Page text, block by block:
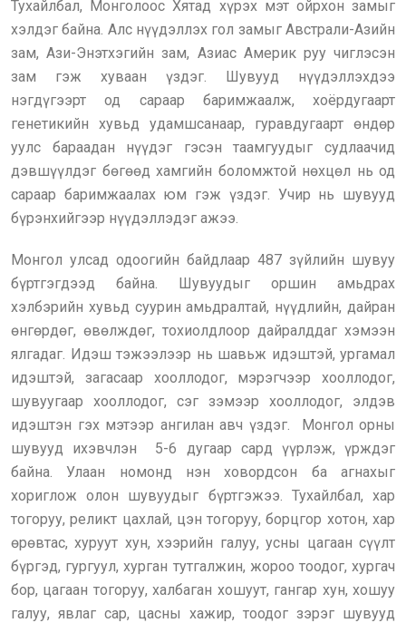
Тухайлбал, Монголоос Хятад хүрэх мэт ойрхон замыг
хэлдэг байна. Алс нүүдэллэх гол замыг Австрали-Азийн
зам, Ази-Энэтхэгийн зам, Азиас Америк руу чиглэсэн
зам гэж хуваан үздэг. Шувууд нүүдэллэхдээ
нэгдүгээрт од сараар баримжаалж, хоёрдугаарт
генетикийн хувьд удамшсанаар, гуравдугаарт өндөр
уулс бараадан нүүдэг гэсэн таамгуудыг судлаачид
дэвшүүлдэг бөгөөд хамгийн боломжтой нөхцөл нь од
сараар баримжаалах юм гэж үздэг. Учир нь шувууд
бүрэнхийгээр нүүдэллэдэг ажээ.
Монгол улсад одоогийн байдлаар 487 зүйлийн шувуу
бүртгэгдээд байна. Шувуудыг оршин амьдрах
хэлбэрийн хувьд суурин амьдралтай, нүүдлийн, дайран
өнгөрдөг, өвөлждөг, тохиолдлоор дайралддаг хэмээн
ялгадаг. Идэш тэжээлээр нь шавьж идэштэй, ургамал
идэштэй, загасаар хооллодог, мэрэгчээр хооллодог,
шувуугаар хооллодог, сэг зэмээр хооллодог, элдэв
идэштэн гэх мэтээр ангилан авч үздэг. Монгол орны
шувууд ихэвчлэн 5-6 дугаар сард үүрлэж, үрждэг
байна. Улаан номонд нэн ховордсон ба агнахыг
хориглож олон шувуудыг бүртгэжээ. Тухайлбал, хар
тогоруу, реликт цахлай, цэн тогоруу, борцгор хотон, хар
өрөвтас, хуруут хун, хээрийн галуу, усны цагаан сүүлт
бүргэд, гургуул, хурган тутгалжин, жороо тоодог, хургач
бор, цагаан тогоруу, халбаган хошуут, гангар хун, хошуу
галуу, явлаг сар, цасны хажир, тоодог зэрэг шувууд